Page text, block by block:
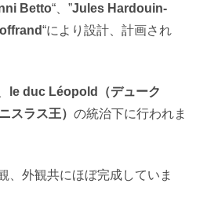
Betto“、”Jules Hardouin-
“により設計、計画され
le duc Léopold（デューク
スラス王） の統治下に行われま
、外観共にほぼ完成していま